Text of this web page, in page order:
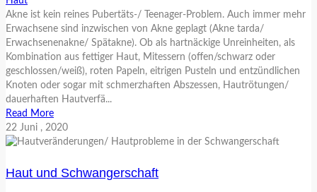
Akne ist kein reines Pubertäts-/ Teenager-Problem. Auch immer mehr
Erwachsene sind inzwischen von Akne geplagt (Akne tarda/
Erwachsenenakne/ Spätakne). Ob als hartnäckige Unreinheiten, als
Kombination aus fettiger Haut, Mitessern (offen/schwarz oder
geschlossen/weiß), roten Papeln, eitrigen Pusteln und entzündlichen
Knoten oder sogar mit schmerzhaften Abszessen, Hautrötungen/
dauerhaften Hautverfä...
Read More
22 Juni , 2020
Haut und Schwangerschaft